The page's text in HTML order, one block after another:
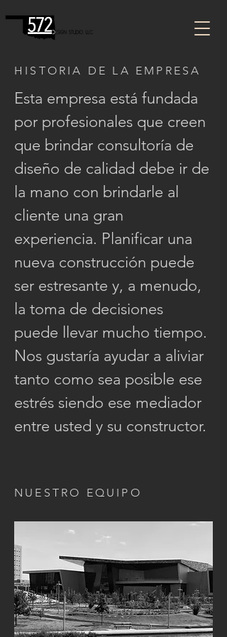
HISTORIA DE LA EMPRESA
Esta empresa está fundada
por profesionales que creen
que brindar consultoría de
diseño de calidad debe ir de
la mano con brindarle al
cliente una gran
experiencia. Planificar una
nueva construcción puede
ser estresante y, a menudo,
la toma de decisiones
puede llevar mucho tiempo.
Nos gustaría ayudar a aliviar
tanto como sea posible ese
estrés siendo ese mediador
entre usted y su constructor.
NUESTRO EQUIPO